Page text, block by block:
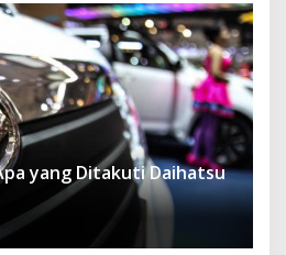
yang Ditakuti Daihatsu